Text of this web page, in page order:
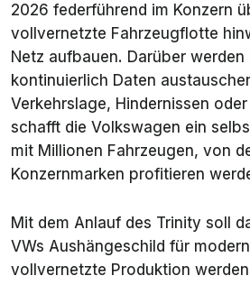
2026 federführend im Konzern
vollvernetzte Fahrzeugflotte
Netz aufbauen. Darüber
kontinuierlich Daten
Verkehrslage, Hindernissen
schafft die Volkswagen ein
mit Millionen Fahrzeugen, von
Konzernmarken profitieren
Mit dem Anlauf des Trinity soll
VWs Aushängeschild für
vollvernetzte Produktion